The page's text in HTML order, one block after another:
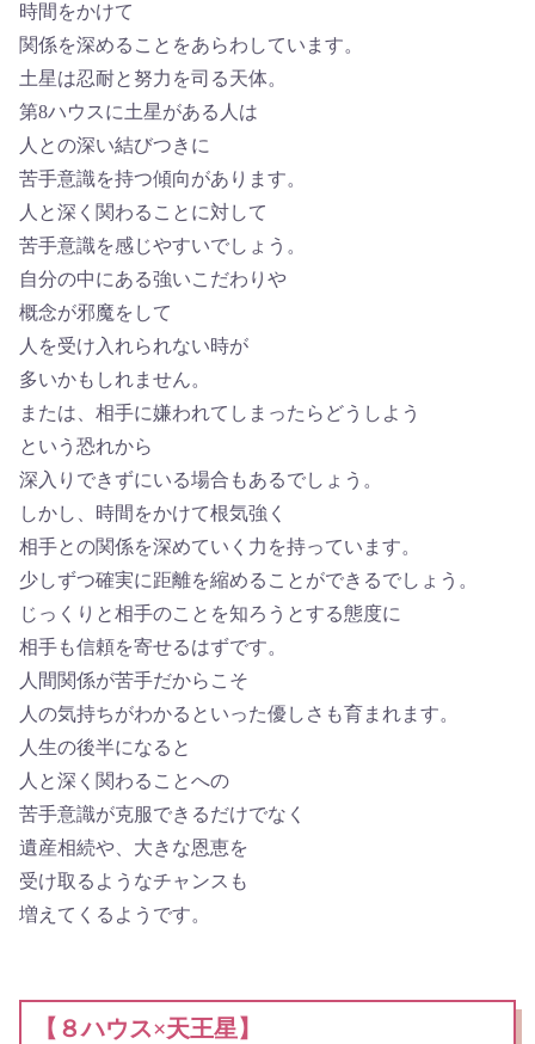
時間をかけて
関係を深めることをあらわしています。
土星は忍耐と努力を司る天体。
第8ハウスに土星がある人は
人との深い結びつきに
苦手意識を持つ傾向があります。
人と深く関わることに対して
苦手意識を感じやすいでしょう。
自分の中にある強いこだわりや
概念が邪魔をして
人を受け入れられない時が
多いかもしれません。
または、相手に嫌われてしまったらどうしよう
という恐れから
深入りできずにいる場合もあるでしょう。
しかし、時間をかけて根気強く
相手との関係を深めていく力を持っています。
少しずつ確実に距離を縮めることができるでしょう。
じっくりと相手のことを知ろうとする態度に
相手も信頼を寄せるはずです。
人間関係が苦手だからこそ
人の気持ちがわかるといった優しさも育まれます。
人生の後半になると
人と深く関わることへの
苦手意識が克服できるだけでなく
遺産相続や、大きな恩恵を
受け取るようなチャンスも
増えてくるようです。
【８ハウス×天王星】